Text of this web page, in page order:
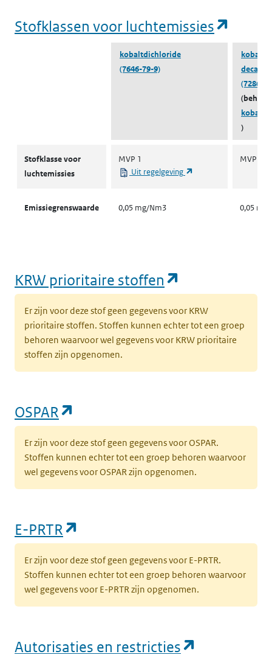
Stofklassen voor luchtemissies
kobaltdichloride
(7646-79-9)
(72861-
)
Stofklasse voor
luchtemissies
MVP 1
Uit regelgeving
MVP 1
Emissiegrenswaarde 0,05 mg/Nm3 0,05
KRW prioritaire stoffen
Er zijn voor deze stof geen gegevens voor KRW
prioritaire stoffen. Stoffen kunnen echter tot een groep
behoren waarvoor wel gegevens voor KRW prioritaire
stoffen zijn opgenomen.
OSPAR
Er zijn voor deze stof geen gegevens voor OSPAR.
Stoffen kunnen echter tot een groep behoren waarvoor
wel gegevens voor OSPAR zijn opgenomen.
E-PRTR
Er zijn voor deze stof geen gegevens voor E-PRTR.
Stoffen kunnen echter tot een groep behoren waarvoor
wel gegevens voor E-PRTR zijn opgenomen.
Autorisaties en restricties